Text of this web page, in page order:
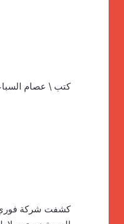
كتب \ عصام
كشفت شركة فوري،